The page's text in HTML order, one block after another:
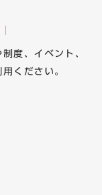
度、イベント、
ください。